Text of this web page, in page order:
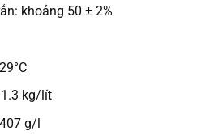
khoảng 50 ± 2%
kg/lít
g/l